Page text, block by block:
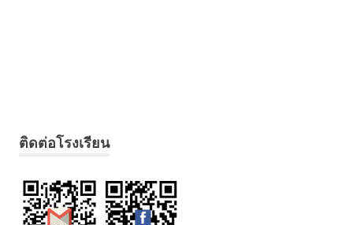
ติดต่อโรงเรียน